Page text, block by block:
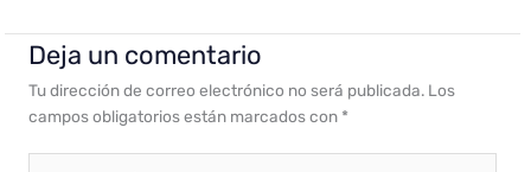
Deja un comentario
Tu dirección de correo electrónico no será publicada. Los
campos obligatorios están marcados con *